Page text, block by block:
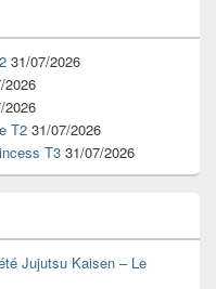
31/07/2026
2026
2026
T2 31/07/2026
T3 31/07/2026
Jujutsu Kaisen – Le